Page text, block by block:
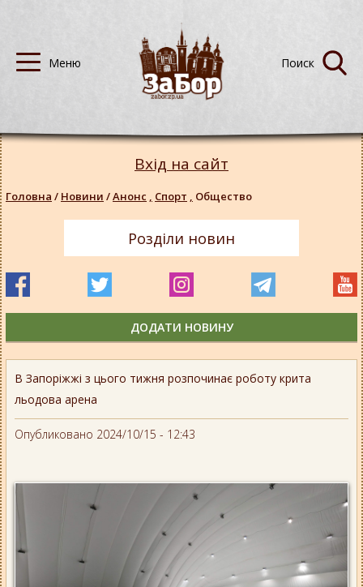
В Запоріжжі з цього тижня розпочинає роботу крита
льодова арена
Опубликовано 2024/10/15 - 12:43
Вхід на сайт
Головна / Новини /Анонс , Спорт , Общество
Розділи новин
ДОДАТИ НОВИНУ